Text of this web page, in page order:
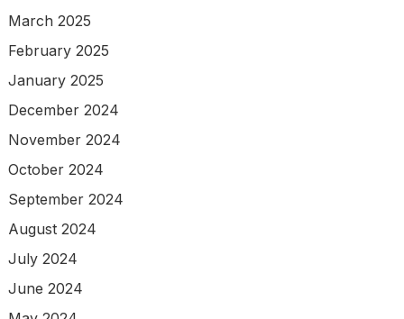
March 2025
February 2025
January 2025
December 2024
November 2024
October 2024
September 2024
August 2024
July 2024
June 2024